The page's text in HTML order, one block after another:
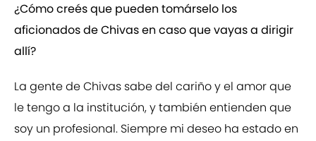
¿Cómo creés que pueden tomárselo los
aficionados de Chivas en caso que vayas a dirigir
allí?
La gente de Chivas sabe del cariño y el amor que
le tengo a la institución, y también entienden que
soy un profesional. Siempre mi deseo ha estado en